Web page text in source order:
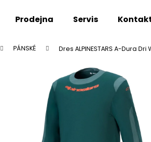
Prodejna Servis
PÁNSKÉ Dres ALPINESTARS A-Dura
Co potřebujete najít?
Doporučujeme